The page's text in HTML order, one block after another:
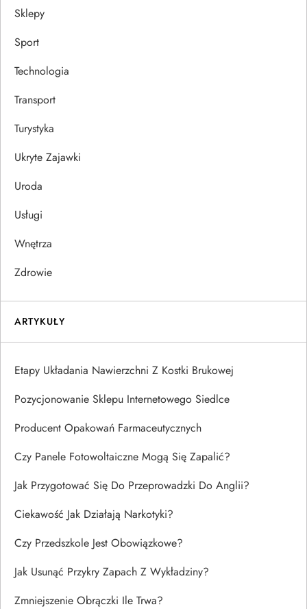
Sklepy
Sport
Technologia
Transport
Turystyka
Ukryte Zajawki
Uroda
Usługi
Wnętrza
Zdrowie
ARTYKUŁY
Etapy Układania Nawierzchni Z Kostki Brukowej
Pozycjonowanie Sklepu Internetowego Siedlce
Producent Opakowań Farmaceutycznych
Czy Panele Fotowoltaiczne Mogą Się Zapalić?
Jak Przygotować Się Do Przeprowadzki Do Anglii?
Ciekawość Jak Działają Narkotyki?
Czy Przedszkole Jest Obowiązkowe?
Jak Usunąć Przykry Zapach Z Wykładziny?
Zmniejszenie Obrączki Ile Trwa?